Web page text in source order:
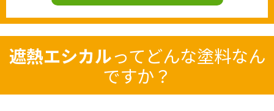
遮熱エシカルってどんな塗料なん
ですか？